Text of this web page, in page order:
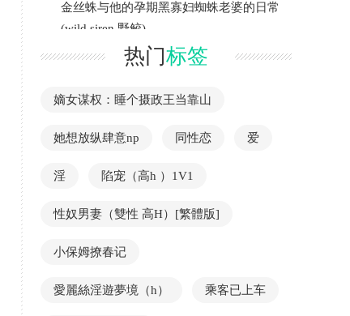
金丝蛛与他的孕期黑寡妇蜘蛛老婆的日常
(wild siren 野鲛)
热门标签
嫡女谋权：睡个摄政王当靠山
她想放纵肆意np 同性恋 爱
淫 陷宠（高h ）1V1
性奴男妻（雙性 高H）[繁體版]
小保姆撩春记
愛麗絲淫遊夢境（h） 乘客已上车